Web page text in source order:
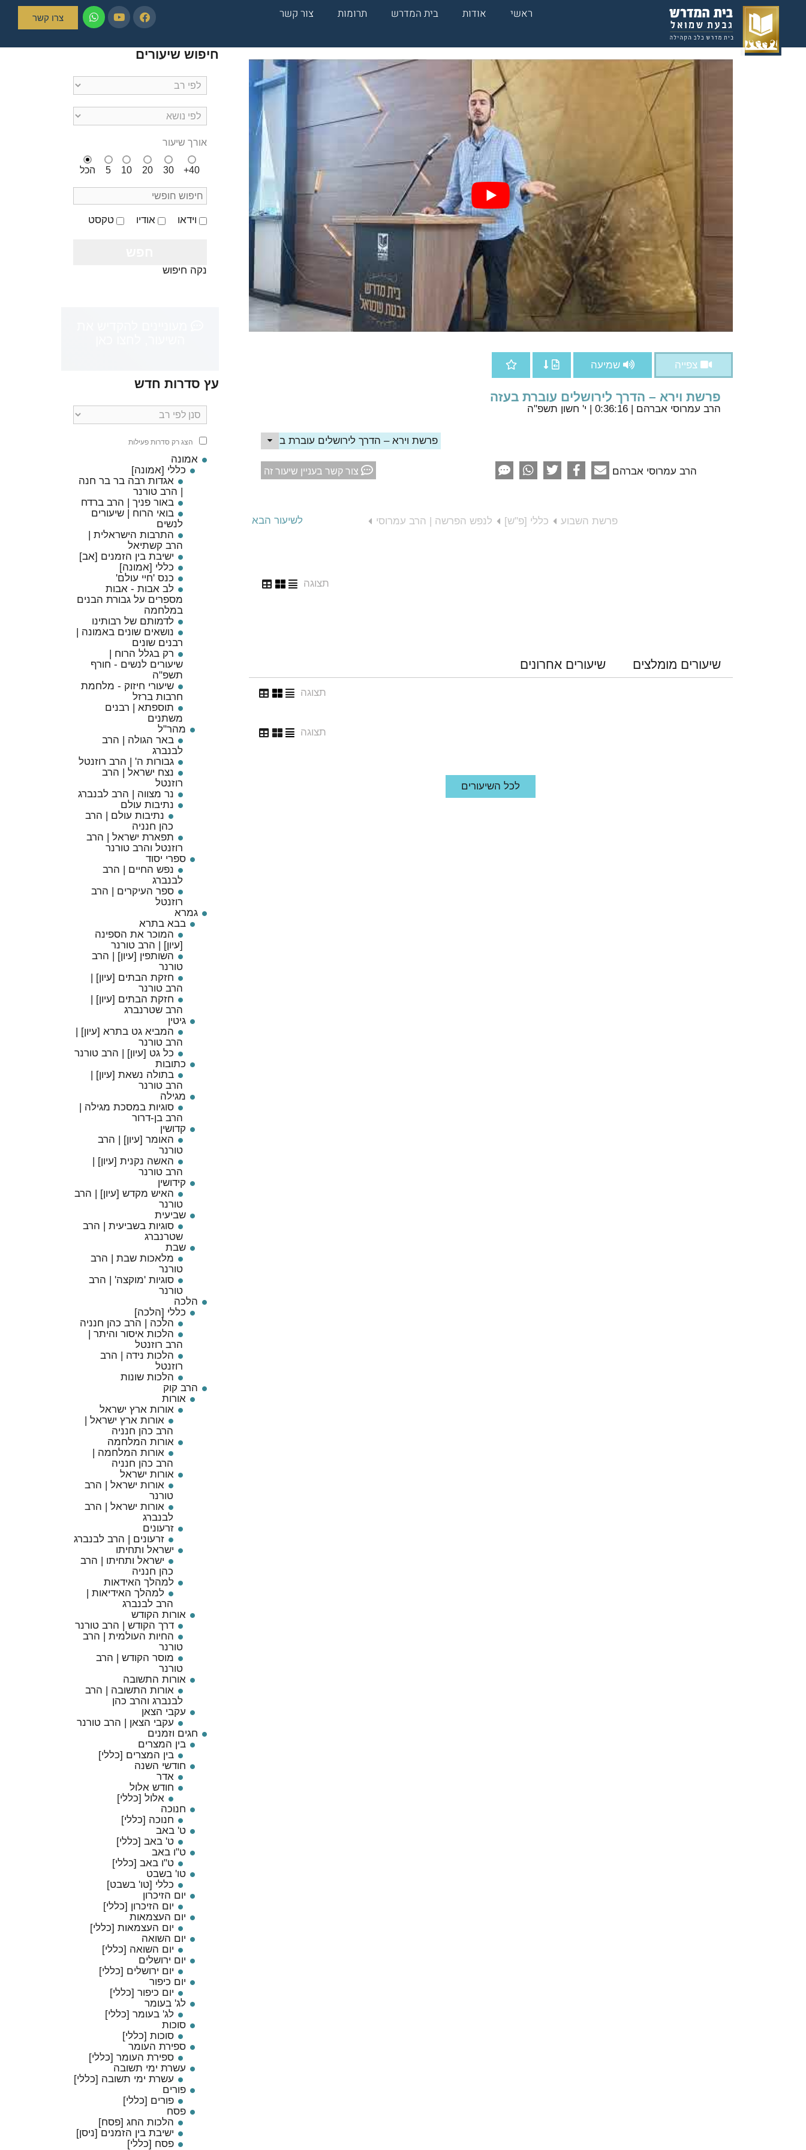
ראשי אודות בית המדרש תרומות צור קשר צרו קשר
צפייה שמיעה
פרשת וירא – הדרך לירושלים עוברת בעזה
הרב עמרוסי אברהם | 0:36:16 | י' חשון תשפ"ה
פרשת וירא – הדרך לירושלים עוברת בעזה
הרב עמרוסי אברהם צור קשר בעניין שיעור זה
לשיעור הבא פרשת השבוע כללי [פ"ש] לנפש הפרשה | הרב עמרוסי
תצוגה
שיעורים מומלצים שיעורים אחרונים
תצוגה
תצוגה
לכל השיעורים
חיפוש שיעורים
אורך שיעור
הכל 5 10 20 30 40+
וידאו אודיו טקסט
נקה חיפוש
עץ סדרות חדש
הצג רק סדרות פעילות
אמונה
כללי [אמונה]
אגדות רבה בר בר חנה
| הרב טורנר
באור פניך | הרב ברדח
בואי הרוח | שיעורים
לנשים
התרבות הישראלית |
הרב קשתיאל
ישיבת בין הזמנים [אב]
כללי [אמונה]
כנס 'חיי עולם'
לב אבות - אבות
מספרים על גבורת הבנים
במלחמה
לדמותם של רבותינו
נושאים שונים באמונה |
רבנים שונים
רק בגלל הרוח |
שיעורים לנשים - חורף
תשפ"ה
שיעורי חיזוק - מלחמת
חרבות ברזל
תוספתא | רבנים
משתנים
מהר"ל
באר הגולה | הרב
לבנברג
גבורות ה' | הרב רוזנטל
נצח ישראל | הרב
רוזנטל
נר מצווה | הרב לבנברג
נתיבות עולם
נתיבות עולם | הרב
כהן חנניה
תפארת ישראל | הרב
רוזנטל והרב טורנר
ספרי יסוד
נפש החיים | הרב
לבנברג
ספר העיקרים | הרב
רוזנטל
גמרא
בבא בתרא
המוכר את הספינה
[עיון] | הרב טורנר
השותפין [עיון] | הרב
טורנר
חזקת הבתים [עיון] |
הרב טורנר
חזקת הבתים [עיון] |
הרב שטרנברג
גיטין
המביא גט בתרא [עיון] |
הרב טורנר
כל גט [עיון] | הרב טורנר
כתובות
בתולה נשאת [עיון] |
הרב טורנר
מגילה
סוגיות במסכת מגילה |
הרב בן-דרור
קדושין
האומר [עיון] | הרב
טורנר
האשה נקנית [עיון] |
הרב טורנר
קידושין
האיש מקדש [עיון] | הרב
טורנר
שביעית
סוגיות בשביעית | הרב
שטרנברג
שבת
מלאכות שבת | הרב
טורנר
סוגיות 'מוקצה' | הרב
טורנר
הלכה
כללי [הלכה]
הלכה | הרב כהן חנניה
הלכות איסור והיתר |
הרב רוזנטל
הלכות נידה | הרב
רוזנטל
הלכות שונות
הרב קוק
אורות
אורות ארץ ישראל
אורות ארץ ישראל |
הרב כהן חנניה
אורות המלחמה
אורות המלחמה |
הרב כהן חנניה
אורות ישראל
אורות ישראל | הרב
טורנר
אורות ישראל | הרב
לבנברג
זרעונים
זרעונים | הרב לבנברג
ישראל ותחיתו
ישראל ותחיתו | הרב
כהן חנניה
למהלך האידאות
למהלך האידיאות |
הרב לבנברג
אורות הקודש
דרך הקודש | הרב טורנר
החיות העולמית | הרב
טורנר
מוסר הקודש | הרב
טורנר
אורות התשובה
אורות התשובה | הרב
לבנברג והרב כהן
עקבי הצאן
עקבי הצאן | הרב טורנר
חגים וזמנים
בין המצרים
בין המצרים [כללי]
חודשי השנה
אדר
חודש אלול
אלול [כללי]
חנוכה
חנוכה [כללי]
ט' באב
ט' באב [כללי]
ט"ו באב
ט"ו באב [כללי]
טו' בשבט
כללי [טו' בשבט]
יום הזיכרון
יום הזיכרון [כללי]
יום העצמאות
יום העצמאות [כללי]
יום השואה
יום השואה [כללי]
יום ירושלים
יום ירושלים [כללי]
יום כיפור
יום כיפור [כללי]
לג' בעומר
לג' בעומר [כללי]
סוכות
סוכות [כללי]
ספירת העומר
ספירת העומר [כללי]
עשרת ימי תשובה
עשרת ימי תשובה [כללי]
פורים
פורים [כללי]
פסח
הלכות החג [פסח]
ישיבת בין הזמנים [ניסן]
פסח [כללי]